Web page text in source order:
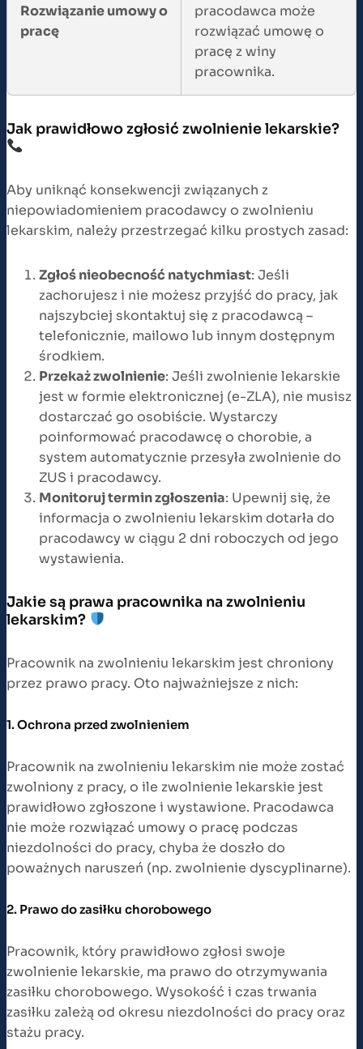
Rozwiązanie umowy o
pracę
pracodawca może
rozwiązać umowę o
pracę z winy
pracownika.
Jak prawidłowo zgłosić zwolnienie lekarskie?
Aby uniknąć konsekwencji związanych z
niepowiadomieniem pracodawcy o zwolnieniu
lekarskim, należy przestrzegać kilku prostych zasad:
Zgłoś nieobecność natychmiast: Jeśli
zachorujesz i nie możesz przyjść do pracy, jak
najszybciej skontaktuj się z pracodawcą –
telefonicznie, mailowo lub innym dostępnym
środkiem.
Przekaż zwolnienie: Jeśli zwolnienie lekarskie
jest w formie elektronicznej (e-ZLA), nie musisz
dostarczać go osobiście. Wystarczy
poinformować pracodawcę o chorobie, a
system automatycznie przesyła zwolnienie do
ZUS i pracodawcy.
Monitoruj termin zgłoszenia: Upewnij się, że
informacja o zwolnieniu lekarskim dotarła do
pracodawcy w ciągu 2 dni roboczych od jego
wystawienia.
Jakie są prawa pracownika na zwolnieniu
lekarskim?
Pracownik na zwolnieniu lekarskim jest chroniony
przez prawo pracy. Oto najważniejsze z nich:
1. Ochrona przed zwolnieniem
Pracownik na zwolnieniu lekarskim nie może zostać
zwolniony z pracy, o ile zwolnienie lekarskie jest
prawidłowo zgłoszone i wystawione. Pracodawca
nie może rozwiązać umowy o pracę podczas
niezdolności do pracy, chyba że doszło do
poważnych naruszeń (np. zwolnienie dyscyplinarne).
2. Prawo do zasiłku chorobowego
Pracownik, który prawidłowo zgłosi swoje
zwolnienie lekarskie, ma prawo do otrzymywania
zasiłku chorobowego. Wysokość i czas trwania
zasiłku zależą od okresu niezdolności do pracy oraz
stażu pracy.